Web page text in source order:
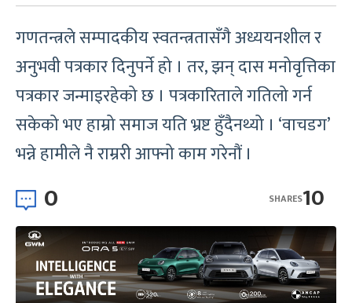
गणतन्त्रले सम्पादकीय स्वतन्त्रतासँगै अध्ययनशील र
अनुभवी पत्रकार दिनुपर्ने हो । तर, झन् दास मनोवृत्तिका
पत्रकार जन्माइरहेको छ । पत्रकारिताले गतिलो गर्न
सकेको भए हाम्रो समाज यति भ्रष्ट हुँदैनथ्यो । ‘वाचडग’
भन्ने हामीले नै राम्ररी आफ्नो काम गरेनौं ।
0 10
SHARES